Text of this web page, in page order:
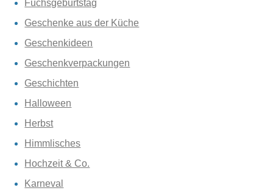
Fuchsgeburtstag
Geschenke aus der Küche
Geschenkideen
Geschenkverpackungen
Geschichten
Halloween
Herbst
Himmlisches
Hochzeit & Co.
Karneval